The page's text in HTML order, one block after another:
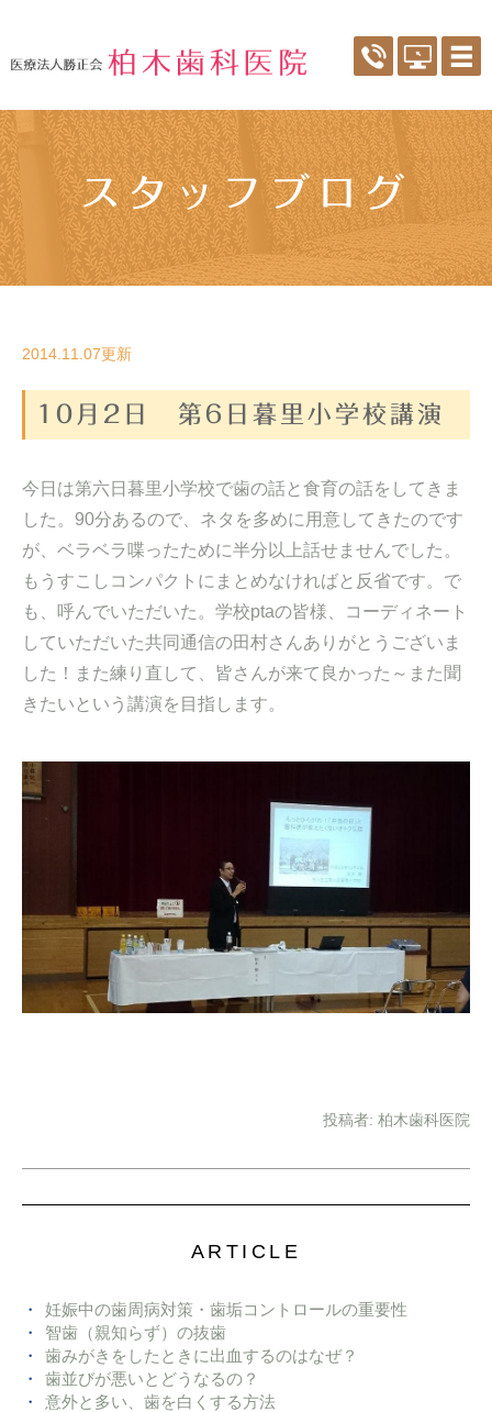
スタッフブログ
2014.11.07更新
10月2日 第6日暮里小学校講演
今日は第六日暮里小学校で歯の話と食育の話をしてきま
した。90分あるので、ネタを多めに用意してきたのです
が、ベラベラ喋ったために半分以上話せませんでした。
もうすこしコンパクトにまとめなければと反省です。で
も、呼んでいただいた。学校ptaの皆様、コーディネート
していただいた共同通信の田村さんありがとうございま
した！また練り直して、皆さんが来て良かった～また聞
きたいという講演を目指します。
投稿者: 柏木歯科医院
ARTICLE
妊娠中の歯周病対策・歯垢コントロールの重要性
智歯（親知らず）の抜歯
歯みがきをしたときに出血するのはなぜ？
歯並びが悪いとどうなるの？
意外と多い、歯を白くする方法